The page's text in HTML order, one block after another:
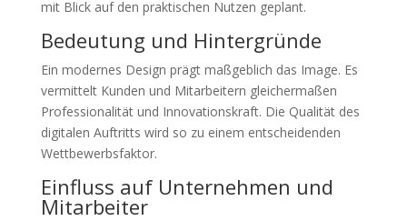
mit Blick auf den praktischen Nutzen geplant.
Bedeutung und Hintergründe
Ein modernes Design prägt maßgeblich das Image. Es
vermittelt Kunden und Mitarbeitern gleichermaßen
Professionalität und Innovationskraft. Die Qualität des
digitalen Auftritts wird so zu einem entscheidenden
Wettbewerbsfaktor.
Einfluss auf Unternehmen und
Mitarbeiter